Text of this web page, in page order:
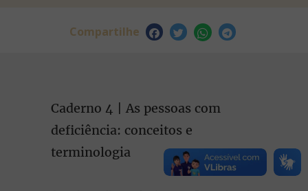
Compartilhe
Caderno 4 | As pessoas com
deficiência: conceitos e
terminologia